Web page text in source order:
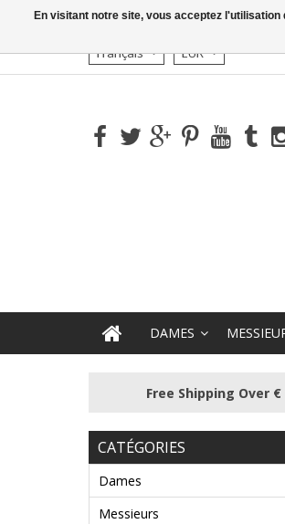
Français EUR
DAMES
Free Shipping Over €
CATÉGORIES
Dames
Messieurs
En visitant notre site, vous acceptez